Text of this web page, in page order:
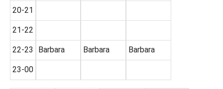
20-21
21-22
22-23
23-00
Barbara Barbara Barbara